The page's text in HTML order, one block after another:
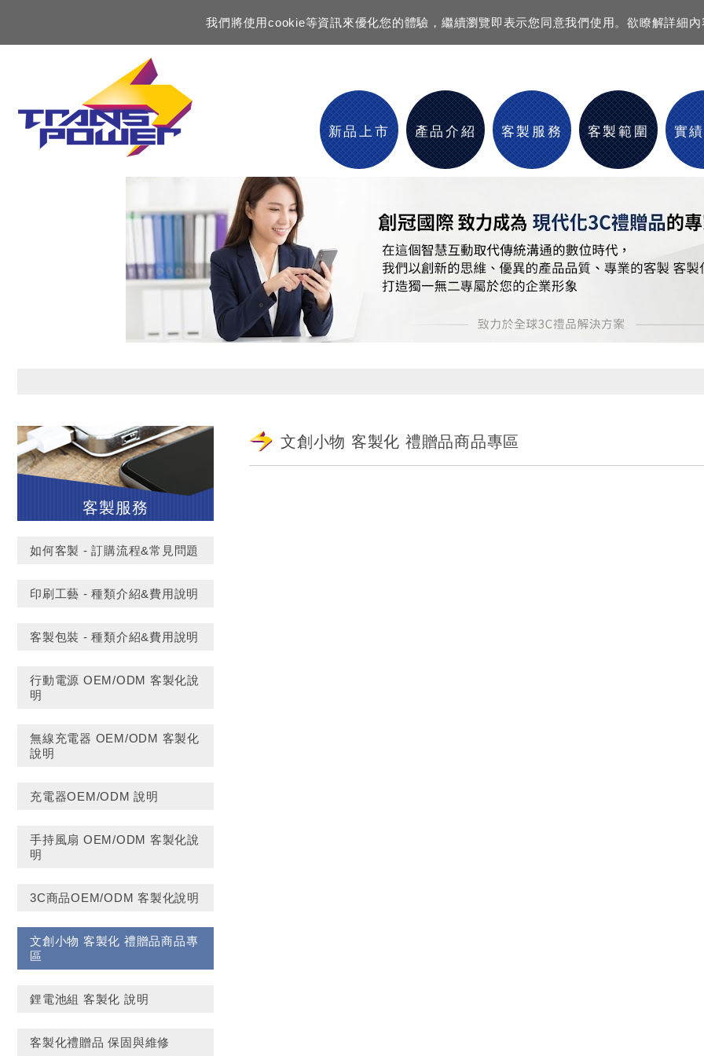
我們將使用cookie等資訊來優化您的體驗，繼續瀏覽即表示您同意我們使用。欲瞭解詳細內
新品上市 產品介紹 客製服務 客製範圍 實
客製服務
如何客製 - 訂購流程&常見問題
印刷工藝 - 種類介紹&費用說明
客製包裝 - 種類介紹&費用說明
行動電源 OEM/ODM 客製化說
明
無線充電器 OEM/ODM 客製化
說明
充電器OEM/ODM 說明
手持風扇 OEM/ODM 客製化說
明
3C商品OEM/ODM 客製化說明
文創小物 客製化 禮贈品商品專
區
鋰電池組 客製化 說明
客製化禮贈品 保固與維修
文創小物 客製化 禮贈品商品專區